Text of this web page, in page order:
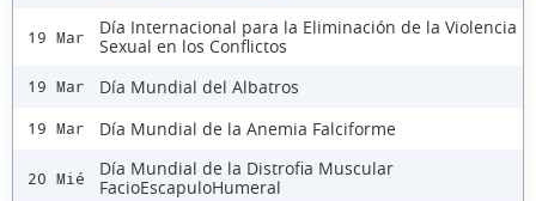
19 Mar
Día Internacional para la Eliminación de la Violencia
Sexual en los Conflictos
19 Mar Día Mundial del Albatros
19 Mar Día Mundial de la Anemia Falciforme
20 Mié
Día Mundial de la Distrofia Muscular
FacioEscapuloHumeral